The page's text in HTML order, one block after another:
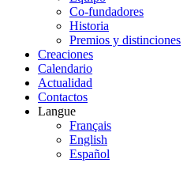
Co-fundadores
Historia
Premios y distinciones
Creaciones
Calendario
Actualidad
Contactos
Langue
Français
English
Español